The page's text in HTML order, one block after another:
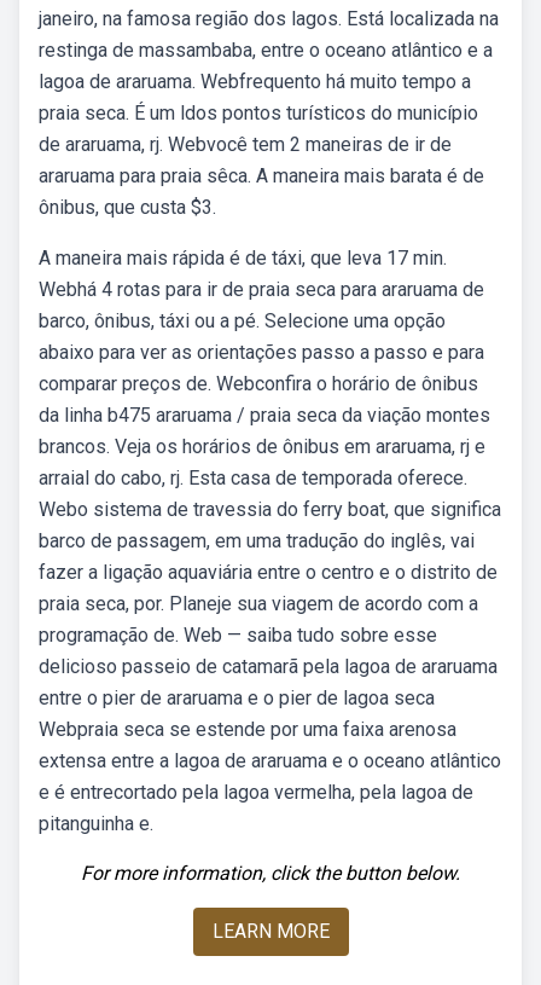
janeiro, na famosa região dos lagos. Está localizada na
restinga de massambaba, entre o oceano atlântico e a
lagoa de araruama. Webfrequento há muito tempo a
praia seca. É um ldos pontos turísticos do município
de araruama, rj. Webvocê tem 2 maneiras de ir de
araruama para praia sêca. A maneira mais barata é de
ônibus, que custa $3.
A maneira mais rápida é de táxi, que leva 17 min.
Webhá 4 rotas para ir de praia seca para araruama de
barco, ônibus, táxi ou a pé. Selecione uma opção
abaixo para ver as orientações passo a passo e para
comparar preços de. Webconfira o horário de ônibus
da linha b475 araruama / praia seca da viação montes
brancos. Veja os horários de ônibus em araruama, rj e
arraial do cabo, rj. Esta casa de temporada oferece.
Webo sistema de travessia do ferry boat, que significa
barco de passagem, em uma tradução do inglês, vai
fazer a ligação aquaviária entre o centro e o distrito de
praia seca, por. Planeje sua viagem de acordo com a
programação de. Web — saiba tudo sobre esse
delicioso passeio de catamarã pela lagoa de araruama
entre o pier de araruama e o pier de lagoa seca
Webpraia seca se estende por uma faixa arenosa
extensa entre a lagoa de araruama e o oceano atlântico
e é entrecortado pela lagoa vermelha, pela lagoa de
pitanguinha e.
For more information, click the button below.
LEARN MORE